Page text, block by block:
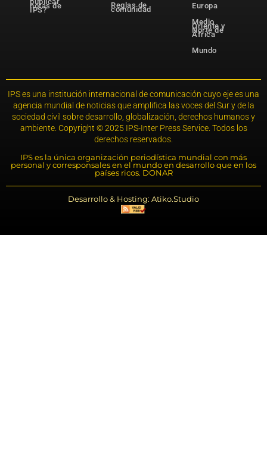
notas de
IPS?
Reglas de
comunidad
Europa
Medio
Oriente y
Norte de
África
Mundo
IPS es una institución internacional de comunicación cuyo eje es una
agencia mundial de noticias que amplifica las voces del Sur y de la
sociedad civil sobre desarrollo, globalización, derechos humanos y
ambiente. Copyright © 2025 IPS-Inter Press Service. Todos los
derechos reservados.
IPS es la única organización periodística mundial con más
personal y corresponsales en el mundo en desarrollo que en los
países ricos. DONAR
Desarrollo & Hosting: Atiko.Studio